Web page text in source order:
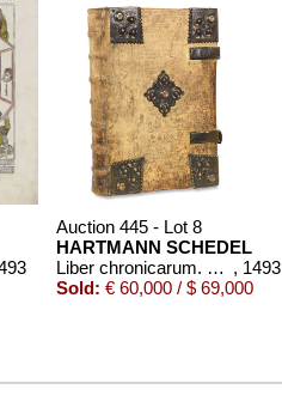
Auction 445 - Lot 8
HARTMANN SCHEDEL
Liber chronicarum. 1493 , 1493
Sold: € 60,000 / $ 69,000